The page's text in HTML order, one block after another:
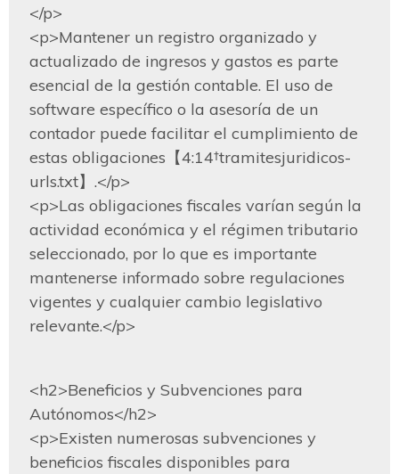
</p>
<p>Mantener un registro organizado y
actualizado de ingresos y gastos es parte
esencial de la gestión contable. El uso de
software específico o la asesoría de un
contador puede facilitar el cumplimiento de
estas obligaciones【4:14†tramitesjuridicos-
urls.txt】.</p>
<p>Las obligaciones fiscales varían según la
actividad económica y el régimen tributario
seleccionado, por lo que es importante
mantenerse informado sobre regulaciones
vigentes y cualquier cambio legislativo
relevante.</p>
<h2>Beneficios y Subvenciones para
Autónomos</h2>
<p>Existen numerosas subvenciones y
beneficios fiscales disponibles para